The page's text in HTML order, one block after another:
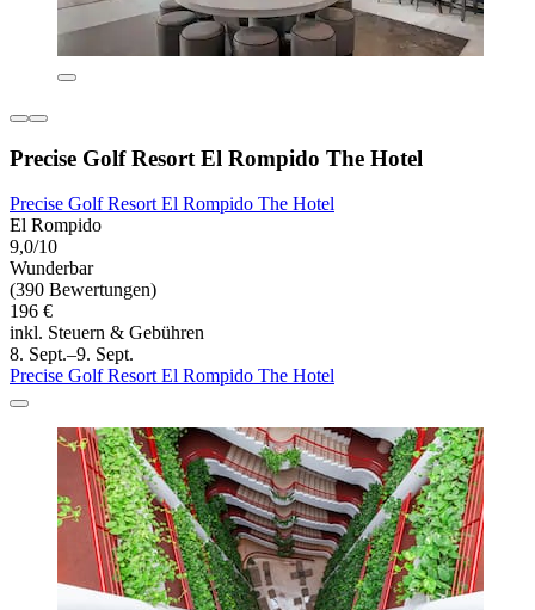
Precise Golf Resort El Rompido The Hotel
Precise Golf Resort El Rompido The Hotel
El Rompido
9,0/10
Wunderbar
(390 Bewertungen)
196 €
inkl. Steuern & Gebühren
8. Sept.–9. Sept.
Precise Golf Resort El Rompido The Hotel